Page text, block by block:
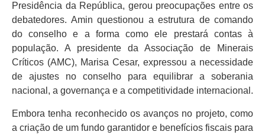
Presidência da República, gerou preocupações entre os
debatedores. Amin questionou a estrutura de comando
do conselho e a forma como ele prestará contas à
população. A presidente da Associação de Minerais
Críticos (AMC), Marisa Cesar, expressou a necessidade
de ajustes no conselho para equilibrar a soberania
nacional, a governança e a competitividade internacional.
Embora tenha reconhecido os avanços no projeto, como
a criação de um fundo garantidor e benefícios fiscais para